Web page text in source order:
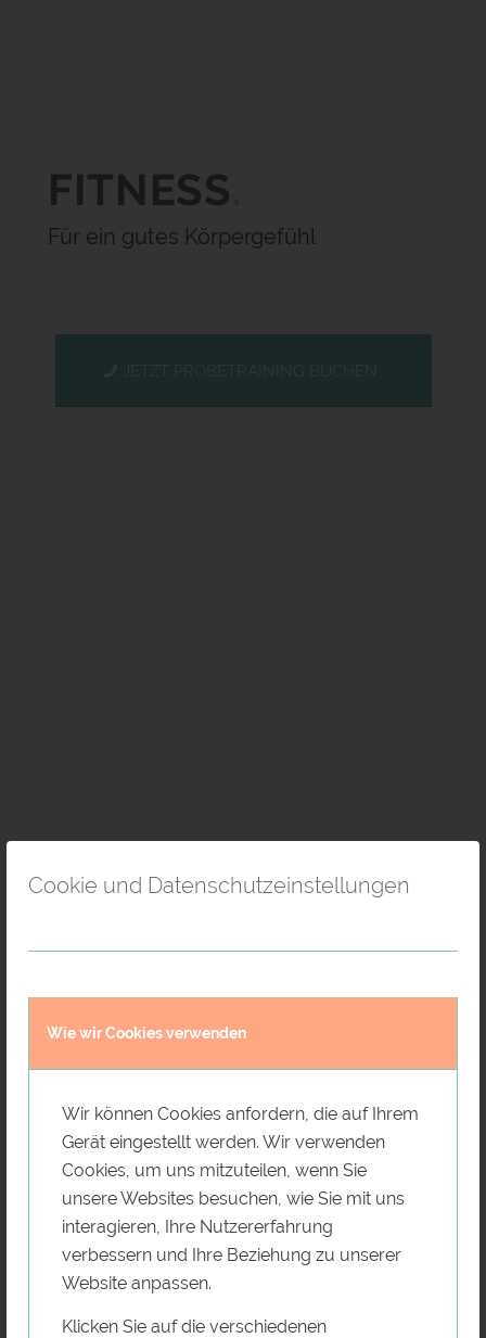
Cookie und Datenschutzeinstellungen
Wie wir Cookies verwenden
Wir können Cookies anfordern, die auf Ihrem
Gerät eingestellt werden. Wir verwenden
Cookies, um uns mitzuteilen, wenn Sie
unsere Websites besuchen, wie Sie mit uns
interagieren, Ihre Nutzererfahrung
verbessern und Ihre Beziehung zu unserer
Website anpassen.
Klicken Sie auf die verschiedenen
FITNESS
Für ein gutes Körpergefühl
JETZT PROBETRAINING BUCHEN